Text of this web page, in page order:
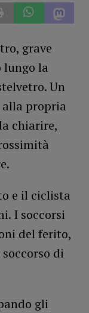
grave
lungo la
Un
alla propria
chiarire,
e il ciclista
I soccorsi
del ferito,
di
gli